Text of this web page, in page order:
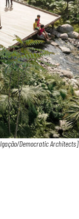
Democratic Architects]